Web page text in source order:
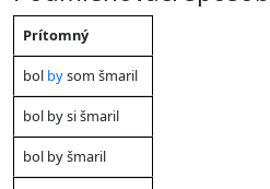
Čas Ja
Prítomný
bol bysom šmaril
bol by si šmaril
bol by šmaril